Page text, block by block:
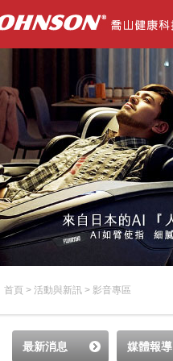
首頁 > 活動與新訊 > 影音專區
最新消息 媒體報導